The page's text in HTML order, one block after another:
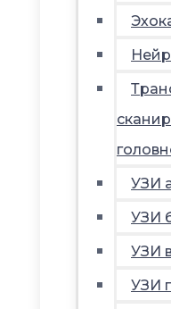
УЗИ
УЗИ
УЗИ
УЗИ